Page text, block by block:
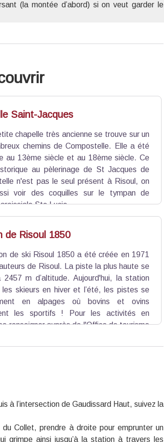
(la montée d’abord) si on veut garder le
Saint-Jacques
chapelle très ancienne se trouve sur un
chemins de Compostelle. Elle a été
au 13ème siècle et au 18ème siècle. Ce
au pèlerinage de St Jacques de
n'est pas le seul présent à Risoul, on
voir des coquilles sur le tympan de
Ste Lucie.
de Risoul 1850
de ski Risoul 1850 a été créée en 1971
de Risoul. La piste la plus haute se
2457 m d’altitude. Aujourd'hui, la station
les skieurs en hiver et l’été, les pistes se
en alpages où bovins et ovins
les sportifs ! Pour les activités en
renseigner auprès de l'Office de tourisme
à l’intersection de Gaudissard Haut, suivez la
Collet, prendre à droite pour emprunter un
grimpe ainsi jusqu’à la station à travers les